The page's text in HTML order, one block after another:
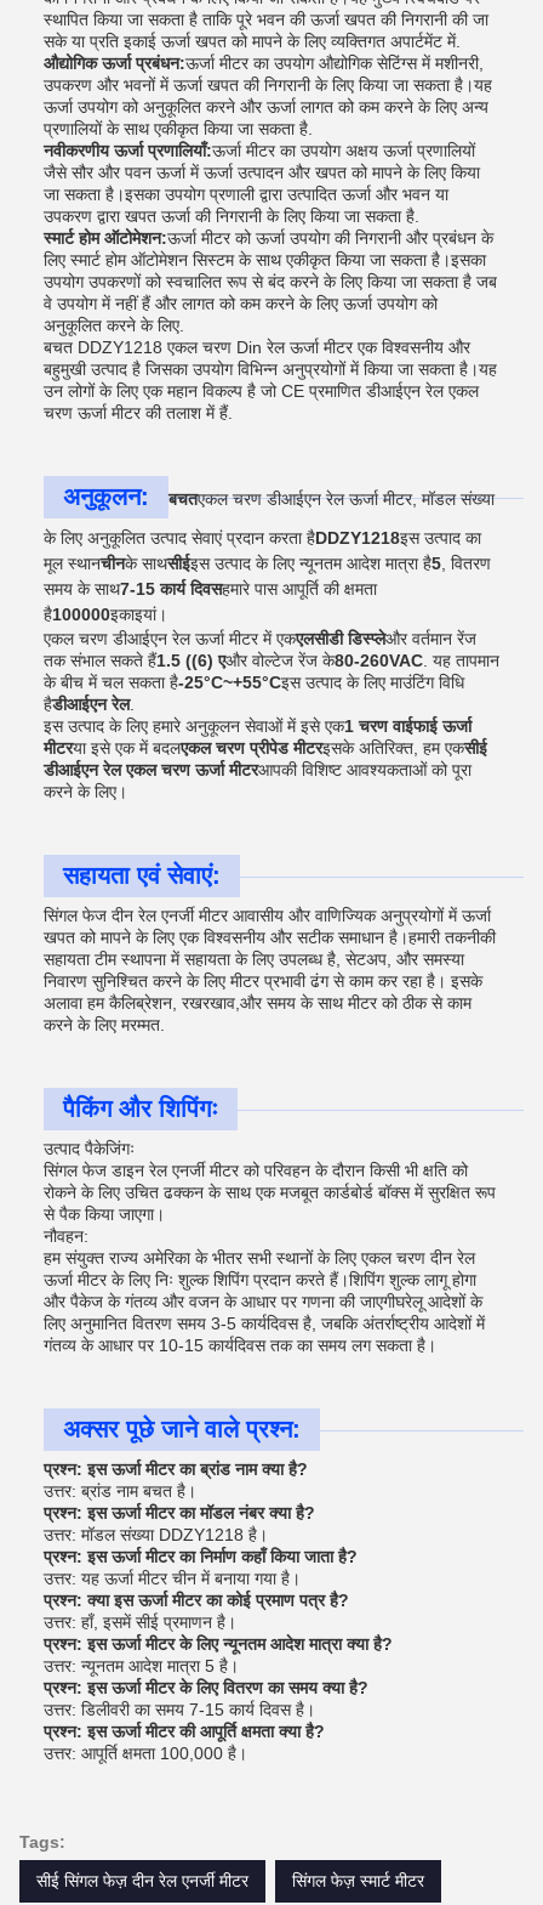
स्थापित किया जा सकता है ताकि पूरे भवन की ऊर्जा खपत की निगरानी की जा
सके या प्रति इकाई ऊर्जा खपत को मापने के लिए व्यक्तिगत अपार्टमेंट में.
औद्योगिक ऊर्जा प्रबंधन:ऊर्जा मीटर का उपयोग औद्योगिक सेटिंग्स में मशीनरी,
उपकरण और भवनों में ऊर्जा खपत की निगरानी के लिए किया जा सकता है।यह
ऊर्जा उपयोग को अनुकूलित करने और ऊर्जा लागत को कम करने के लिए अन्य
प्रणालियों के साथ एकीकृत किया जा सकता है.
नवीकरणीय ऊर्जा प्रणालियाँ:ऊर्जा मीटर का उपयोग अक्षय ऊर्जा प्रणालियों
जैसे सौर और पवन ऊर्जा में ऊर्जा उत्पादन और खपत को मापने के लिए किया
जा सकता है।इसका उपयोग प्रणाली द्वारा उत्पादित ऊर्जा और भवन या
उपकरण द्वारा खपत ऊर्जा की निगरानी के लिए किया जा सकता है.
स्मार्ट होम ऑटोमेशन:ऊर्जा मीटर को ऊर्जा उपयोग की निगरानी और प्रबंधन के
लिए स्मार्ट होम ऑटोमेशन सिस्टम के साथ एकीकृत किया जा सकता है।इसका
उपयोग उपकरणों को स्वचालित रूप से बंद करने के लिए किया जा सकता है जब
वे उपयोग में नहीं हैं और लागत को कम करने के लिए ऊर्जा उपयोग को
अनुकूलित करने के लिए.
बचत DDZY1218 एकल चरण Din रेल ऊर्जा मीटर एक विश्वसनीय और
बहुमुखी उत्पाद है जिसका उपयोग विभिन्न अनुप्रयोगों में किया जा सकता है।यह
उन लोगों के लिए एक महान विकल्प है जो CE प्रमाणित डीआईएन रेल एकल
चरण ऊर्जा मीटर की तलाश में हैं.
अनुकूलन: बचतएकल चरण डीआईएन रेल ऊर्जा मीटर, मॉडल संख्या
के लिए अनुकूलित उत्पाद सेवाएं प्रदान करता हैDDZY1218इस उत्पाद का
मूल स्थानचीनके साथसीईइस उत्पाद के लिए न्यूनतम आदेश मात्रा है5 , वितरण
समय के साथ7-15 कार्य दिवसहमारे पास आपूर्ति की क्षमता
है100000इकाइयां।
एकल चरण डीआईएन रेल ऊर्जा मीटर में एकएलसीडी डिस्प्लेऔर वर्तमान रेंज
तक संभाल सकते हैं1.5 ((6) एऔर वोल्टेज रेंज के80-260VAC . यह तापमान
के बीच में चल सकता है-25°C~+55°Cइस उत्पाद के लिए माउंटिंग विधि
हैडीआईएन रेल.
इस उत्पाद के लिए हमारे अनुकूलन सेवाओं में इसे एक1 चरण वाईफाई ऊर्जा
मीटरया इसे एक में बदलएकल चरण प्रीपेड मीटरइसके अतिरिक्त, हम एकसीई
डीआईएन रेल एकल चरण ऊर्जा मीटरआपकी विशिष्ट आवश्यकताओं को पूरा
करने के लिए।
सहायता एवं सेवाएं:
सिंगल फेज दीन रेल एनर्जी मीटर आवासीय और वाणिज्यिक अनुप्रयोगों में ऊर्जा
खपत को मापने के लिए एक विश्वसनीय और सटीक समाधान है।हमारी तकनीकी
सहायता टीम स्थापना में सहायता के लिए उपलब्ध है, सेटअप, और समस्या
निवारण सुनिश्चित करने के लिए मीटर प्रभावी ढंग से काम कर रहा है। इसके
अलावा हम कैलिब्रेशन, रखरखाव,और समय के साथ मीटर को ठीक से काम
करने के लिए मरम्मत.
पैकिंग और शिपिंगः
उत्पाद पैकेजिंगः
सिंगल फेज डाइन रेल एनर्जी मीटर को परिवहन के दौरान किसी भी क्षति को
रोकने के लिए उचित ढक्कन के साथ एक मजबूत कार्डबोर्ड बॉक्स में सुरक्षित रूप
से पैक किया जाएगा।
नौवहन:
हम संयुक्त राज्य अमेरिका के भीतर सभी स्थानों के लिए एकल चरण दीन रेल
ऊर्जा मीटर के लिए निः शुल्क शिपिंग प्रदान करते हैं।शिपिंग शुल्क लागू होगा
और पैकेज के गंतव्य और वजन के आधार पर गणना की जाएगीघरेलू आदेशों के
लिए अनुमानित वितरण समय 3-5 कार्यदिवस है, जबकि अंतर्राष्ट्रीय आदेशों में
गंतव्य के आधार पर 10-15 कार्यदिवस तक का समय लग सकता है।
अक्सर पूछे जाने वाले प्रश्न:
प्रश्न: इस ऊर्जा मीटर का ब्रांड नाम क्या है?
उत्तर: ब्रांड नाम बचत है।
प्रश्न: इस ऊर्जा मीटर का मॉडल नंबर क्या है?
उत्तर: मॉडल संख्या DDZY1218 है।
प्रश्न: इस ऊर्जा मीटर का निर्माण कहाँ किया जाता है?
उत्तर: यह ऊर्जा मीटर चीन में बनाया गया है।
प्रश्न: क्या इस ऊर्जा मीटर का कोई प्रमाण पत्र है?
उत्तर: हाँ, इसमें सीई प्रमाणन है।
प्रश्न: इस ऊर्जा मीटर के लिए न्यूनतम आदेश मात्रा क्या है?
उत्तर: न्यूनतम आदेश मात्रा 5 है।
प्रश्न: इस ऊर्जा मीटर के लिए वितरण का समय क्या है?
उत्तर: डिलीवरी का समय 7-15 कार्य दिवस है।
प्रश्न: इस ऊर्जा मीटर की आपूर्ति क्षमता क्या है?
उत्तर: आपूर्ति क्षमता 100,000 है।
Tags:
सीई सिंगल फेज़ दीन रेल एनर्जी मीटर
सिंगल फेज़ स्मार्ट मीटर